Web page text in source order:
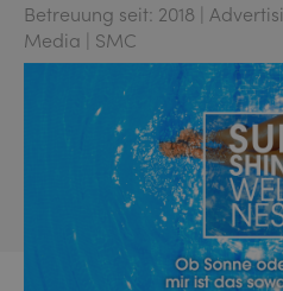
Betreuung seit: 2018 |
Media | SMC